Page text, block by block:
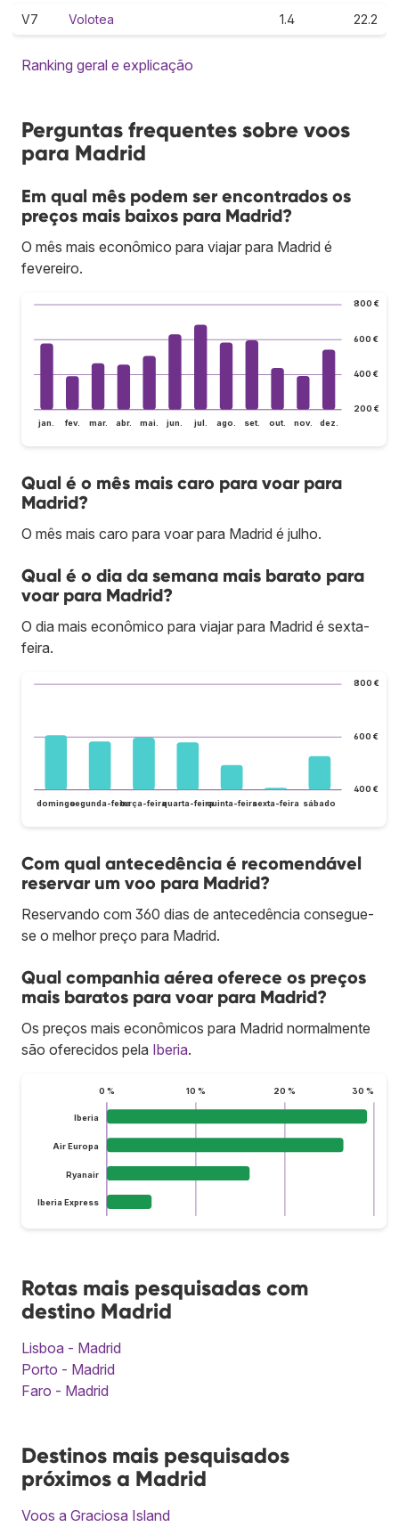
V7 Volotea 1.4 22.2
Ranking geral e explicação
Perguntas frequentes sobre voos
para Madrid
Em qual mês podem ser encontrados os
preços mais baixos para Madrid?
O mês mais econômico para viajar para Madrid é
fevereiro.
200 €
400 €
600 €
800 €
jan. fev. mar. abr. mai. jun. jul. ago. set. out. nov. dez.
Qual é o mês mais caro para voar para
Madrid?
O mês mais caro para voar para Madrid é julho.
Qual é o dia da semana mais barato para
voar para Madrid?
O dia mais econômico para viajar para Madrid é sexta-
feira.
400 €
600 €
800 €
domingosegunda-feiraterça-feiraquarta-feiraquinta-feirasexta-feira sábado
Com qual antecedência é recomendável
reservar um voo para Madrid?
Reservando com 360 dias de antecedência consegue-
se o melhor preço para Madrid.
Qual companhia aérea oferece os preços
mais baratos para voar para Madrid?
Os preços mais econômicos para Madrid normalmente
são oferecidos pela Iberia.
0 % 10 % 20 % 30 %
Iberia
Air Europa
Ryanair
Iberia Express
Rotas mais pesquisadas com
destino Madrid
Lisboa - Madrid
Porto - Madrid
Faro - Madrid
Destinos mais pesquisados
próximos a Madrid
Voos a Graciosa Island